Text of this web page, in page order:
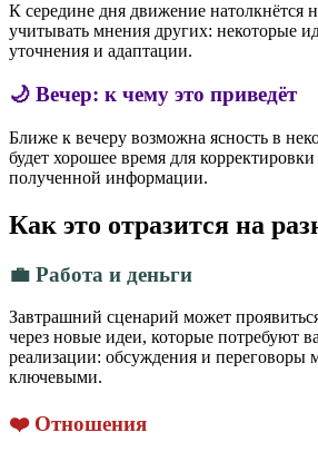
К середине дня движение натолкнётся
учитывать мнения других: некоторые
уточнения и адаптации.
🌙 Вечер: к чему это приведёт
Ближе к вечеру возможна ясность в
будет хорошее время для
полученной информации.
Как это отразится на
💼 Работа и деньги
Завтрашний сценарий может
через новые идеи, которые потребуют
реализации: обсуждения и переговоры
ключевыми.
❤️ Отношения